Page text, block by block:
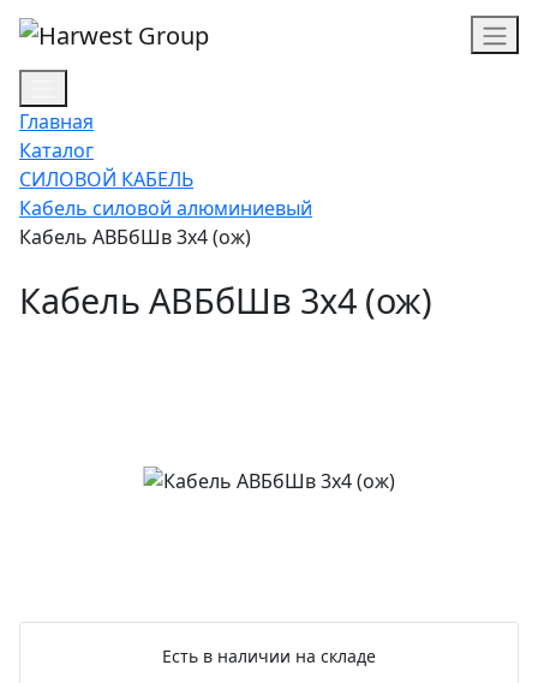
Главная
Каталог
СИЛОВОЙ КАБЕЛЬ
Кабель силовой алюминиевый
Кабель АВБбШв 3х4 (ож)
Кабель АВБбШв 3х4 (ож)
Есть в наличии на складе